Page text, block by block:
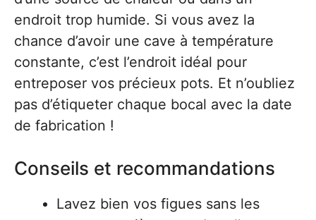
endroit trop humide. Si vous avez la
chance d’avoir une cave à température
constante, c’est l’endroit idéal pour
entreposer vos précieux pots. Et n’oubliez
pas d’étiqueter chaque bocal avec la date
de fabrication !
Conseils et recommandations
Lavez bien vos figues sans les